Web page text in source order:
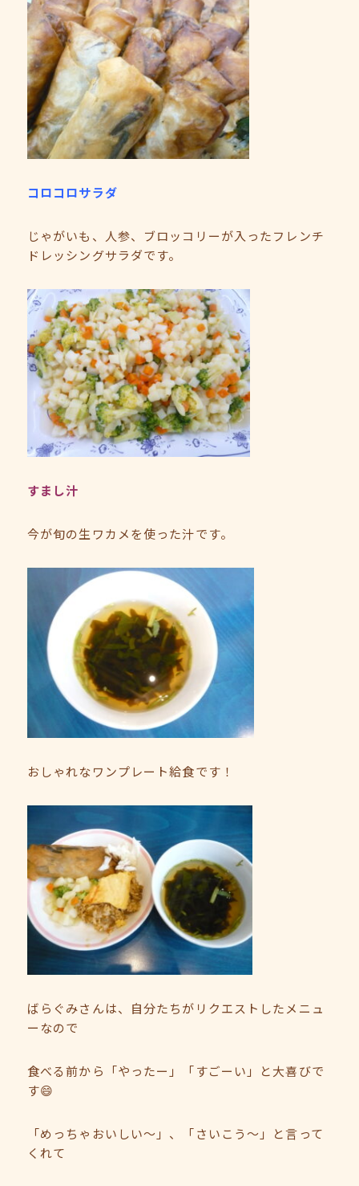
コロコロサラダ
じゃがいも、人参、ブロッコリーが入ったフレンチ
ドレッシングサラダです。
すまし汁
今が旬の生ワカメを使った汁です。
おしゃれなワンプレート給食です！
ばらぐみさんは、自分たちがリクエストしたメニュ
ーなので
食べる前から「やったー」「すごーい」と大喜びで
す😄
「めっちゃおいしい～」、「さいこう～」と言って
くれて